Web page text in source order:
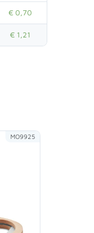
€ 0,70
€ 1,21
MO9925